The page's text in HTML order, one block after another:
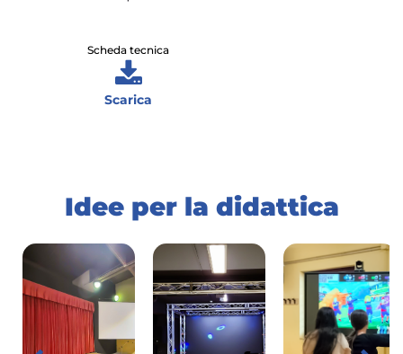
Scheda tecnica
Scarica
Idee per la didattica